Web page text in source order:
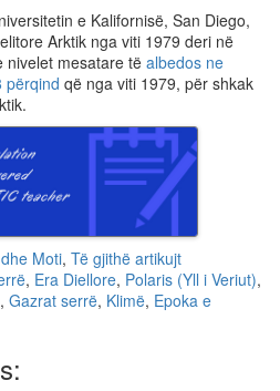
e Kalifornisë, San Diego,
Arktik nga viti 1979 deri në
nivelet mesatare të albedos ne
përqind që nga viti 1979, për shkak
Moti, Të gjithë artikujt
, Era Diellore, Polaris (Yll i Veriut),
, Gazrat serrë, Klimë, Epoka e